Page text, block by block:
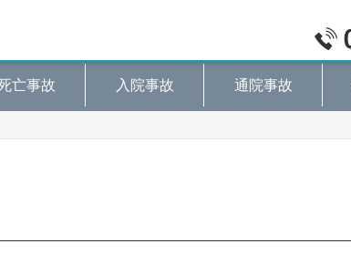
亡事故 入院事故 通院事故